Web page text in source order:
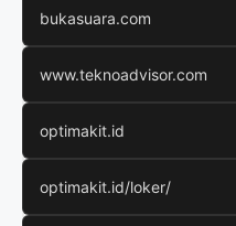
bukasuara.com
www.teknoadvisor.com
optimakit.id
optimakit.id/loker/